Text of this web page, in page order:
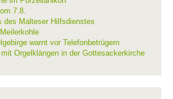
7.8.
des Malteser Hilfsdienstes
warnt vor Telefonbetrügern
Orgelklängen in der Gottesackerkirche